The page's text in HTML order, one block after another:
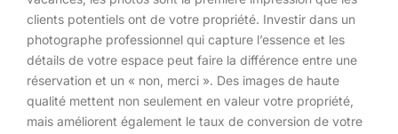
clients potentiels ont de votre propriété. Investir dans un
photographe professionnel qui capture l’essence et les
détails de votre espace peut faire la différence entre une
réservation et un « non, merci ». Des images de haute
qualité mettent non seulement en valeur votre propriété,
mais améliorent également le taux de conversion de votre